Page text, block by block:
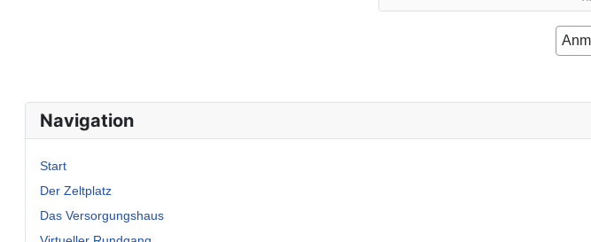
Navigation
Start
Der Zeltplatz
Das Versorgungshaus